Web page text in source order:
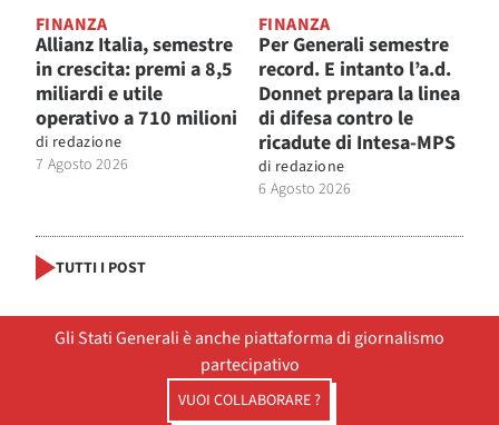
FINANZA
Allianz Italia, semestre
in crescita: premi a 8,5
miliardi e utile
operativo a 710 milioni
di redazione
7 Agosto 2026
FINANZA
Per Generali semestre
record. E intanto l’a.d.
Donnet prepara la linea
di difesa contro le
ricadute di Intesa-MPS
di redazione
6 Agosto 2026
TUTTI I POST
Gli Stati Generali è anche piattaforma di giornalismo
partecipativo
VUOI COLLABORARE ?